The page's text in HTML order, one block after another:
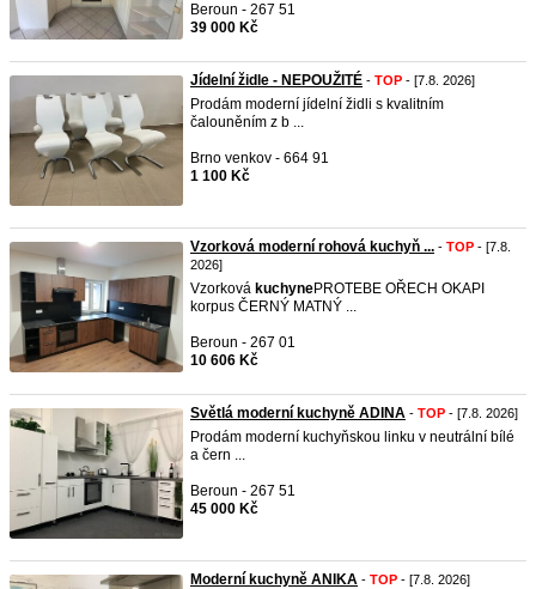
Beroun - 267 51
39 000 Kč
Jídelní židle - NEPOUŽITÉ - TOP - [7.8. 2026]
Prodám moderní jídelní židli s kvalitním
čalouněním z b ...
Brno venkov - 664 91
1 100 Kč
Vzorková moderní rohová kuchyň ... - TOP - [7.8.
2026]
Vzorková kuchynePROTEBE OŘECH OKAPI
korpus ČERNÝ MATNÝ ...
Beroun - 267 01
10 606 Kč
Světlá moderní kuchyně ADINA - TOP - [7.8. 2026]
Prodám moderní kuchyňskou linku v neutrální bílé
a čern ...
Beroun - 267 51
45 000 Kč
Moderní kuchyně ANIKA - TOP - [7.8. 2026]